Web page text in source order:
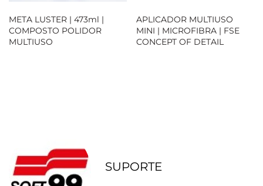
META LUSTER | 473ml |
COMPOSTO POLIDOR
MULTIUSO
APLICADOR MULTIUSO
MINI | MICROFIBRA | FSE
CONCEPT OF DETAIL
SUPORTE